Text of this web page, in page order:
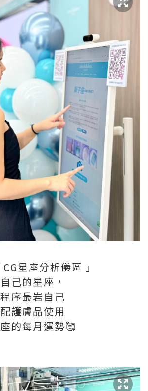
星座分析儀區 」
己的星座，
序最岩自己
護膚品使用
的每月運勢🥰